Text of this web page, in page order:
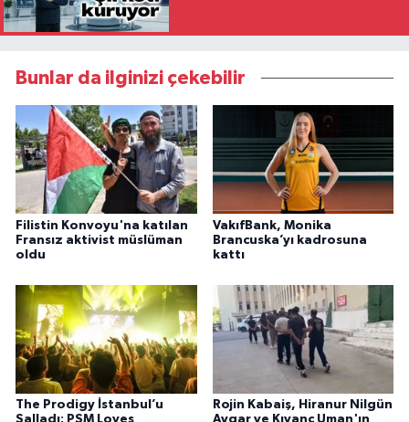
Bunlar da ilginizi çekebilir
Filistin Konvoyu'na katılan
Fransız aktivist müslüman
oldu
VakıfBank, Monika
Brancuska’yı kadrosuna
kattı
The Prodigy İstanbul’u
Rojin Kabaiş, Hiranur Nilgün